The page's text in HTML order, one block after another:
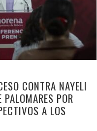
CONTRA NAYELI
POR
A LOS